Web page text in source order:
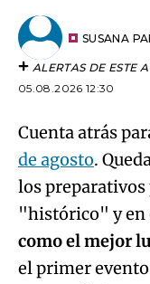
SUSANA
ALERTAS DE ESTE
05.08.2026 12:30
Cuenta atrás
de agosto.
los preparativos
"histórico" y en
como el mejor
el primer